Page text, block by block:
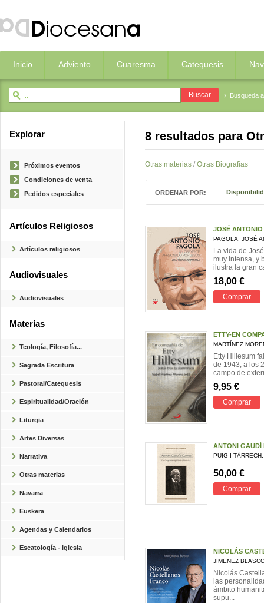
Inicio Adviento Cuaresma Catequesis
Busqueda
Explorar
Próximos eventos
Condiciones de venta
Pedidos especiales
Artículos Religiosos
Artículos religiosos
Audiovisuales
Audiovisuales
Materias
Teología, Filosofía...
Sagrada Escritura
Pastoral/Catequesis
Espiritualidad/Oración
Liturgia
Artes Diversas
Narrativa
Otras materias
Navarra
Euskera
Agendas y Calendarios
Escatología - Iglesia
8 resultados para
Otras materias/ Otras Biografías
ORDENAR POR:
JOSÉ
PAGOLA, JOSÉ
La vida de
muy intensa, y
ilustra la gran
18,00 €
Comprar
ETTY-EN
MARTÍNEZ
Etty Hillesum
de 1943, a los
campo de
9,95 €
Comprar
ANTONI GAUDÍ
PUIG I
50,00 €
Comprar
NICOLÁS
JIMENEZ
Nicolás
las
ámbito
supu...